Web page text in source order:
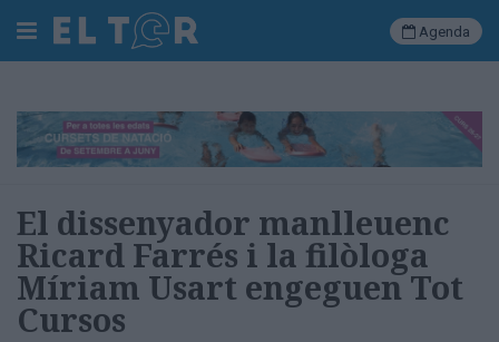
Cerca
Societat
Política
Municipal
Economia
i
Agenda
El dissenyador manlleuenc
Ricard Farrés i la filòloga
Míriam Usart engeguen Tot
Cursos